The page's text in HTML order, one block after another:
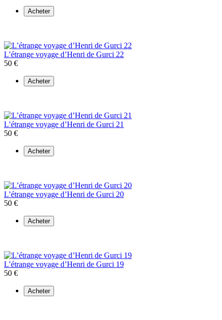
Acheter
L’étrange voyage d’Henri de Gurci 22
50 €
Acheter
L’étrange voyage d’Henri de Gurci 21
50 €
Acheter
L’étrange voyage d’Henri de Gurci 20
50 €
Acheter
L’étrange voyage d’Henri de Gurci 19
50 €
Acheter